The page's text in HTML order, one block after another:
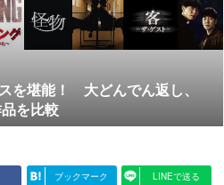
を堪能！ 大どんでん返し、
を比較
ブックマーク LINEで送る